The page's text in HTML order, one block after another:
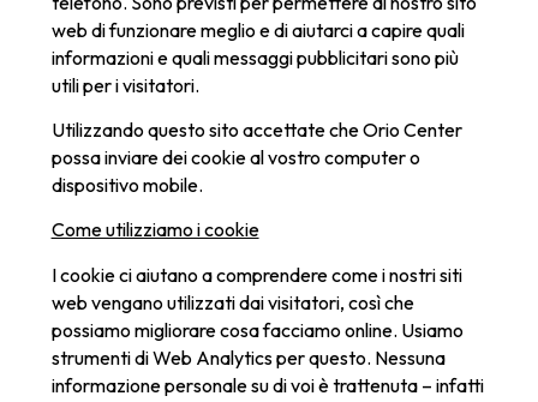
web di funzionare meglio e di aiutarci a capire quali
informazioni e quali messaggi pubblicitari sono più
utili per i visitatori.
Utilizzando questo sito accettate che Orio Center
possa inviare dei cookie al vostro computer o
dispositivo mobile.
Come utilizziamo i cookie
I cookie ci aiutano a comprendere come i nostri siti
web vengano utilizzati dai visitatori, così che
possiamo migliorare cosa facciamo online. Usiamo
strumenti di Web Analytics per questo. Nessuna
informazione personale su di voi è trattenuta – infatti